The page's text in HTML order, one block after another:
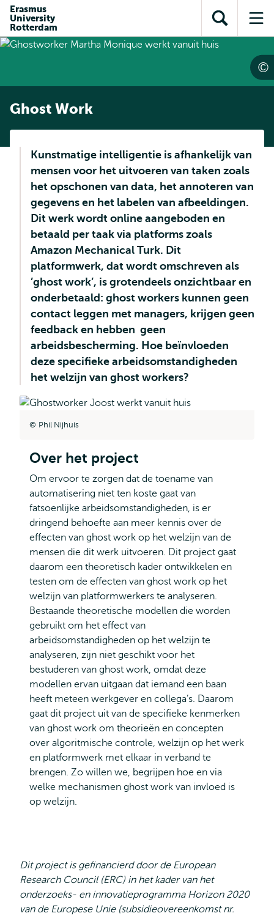
inhoud
gaan
gaan
Direct naar
subnavigatie
Erasmus
University
Rotterdam
Toon
zoekveld
Ghost Work
Kunstmatige intelligentie is afhankelijk van
mensen voor het uitvoeren van taken zoals
het opschonen van data, het annoteren van
gegevens en het labelen van afbeeldingen.
Dit werk wordt online aangeboden en
betaald per taak via platforms zoals
Amazon Mechanical Turk. Dit
platformwerk, dat wordt omschreven als
’ghost work’, is grotendeels onzichtbaar en
onderbetaald: ghost workers kunnen geen
contact leggen met managers, krijgen geen
feedback en hebben geen
arbeidsbescherming. Hoe beïnvloeden
deze specifieke arbeidsomstandigheden
het welzijn van ghost workers?
Phil Nijhuis
Over het project
Om ervoor te zorgen dat de toename van
automatisering niet ten koste gaat van
fatsoenlijke arbeidsomstandigheden, is er
dringend behoefte aan meer kennis over de
effecten van ghost work op het welzijn van de
mensen die dit werk uitvoeren. Dit project gaat
daarom een theoretisch kader ontwikkelen en
testen om de effecten van ghost work op het
welzijn van platformwerkers te analyseren.
Bestaande theoretische modellen die worden
gebruikt om het effect van
arbeidsomstandigheden op het welzijn te
analyseren, zijn niet geschikt voor het
bestuderen van ghost work, omdat deze
modellen ervan uitgaan dat iemand een baan
heeft meteen werkgever en collega’s. Daarom
gaat dit project uit van de specifieke kenmerken
van ghost work om theorieën en concepten
over algoritmische controle, welzijn op het werk
en platformwerk met elkaar in verband te
brengen. Zo willen we, begrijpen hoe en via
welke mechanismen ghost work van invloed is
op welzijn.
Dit project is gefinancierd door de European
Research Council (ERC) in het kader van het
onderzoeks- en innovatieprogramma Horizon 2020
van de Europese Unie (subsidieovereenkomst nr.